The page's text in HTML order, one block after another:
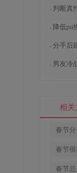
判断真
降低pu
分手后
男友冷
相关
春节
春节
春节总